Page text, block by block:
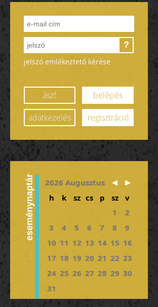
?
jelszó emlékeztető kérése
ászf
belépés
adatkezelés
regisztráció
eseménynaptár
2026 Augusztus
h
k sz cs p sz
v
1
2
3
4 5 6 7 8
9
10 11 12 13 14 15 16
17 18 19 20 21 22 23
24 25 26 27 28 29 30
31